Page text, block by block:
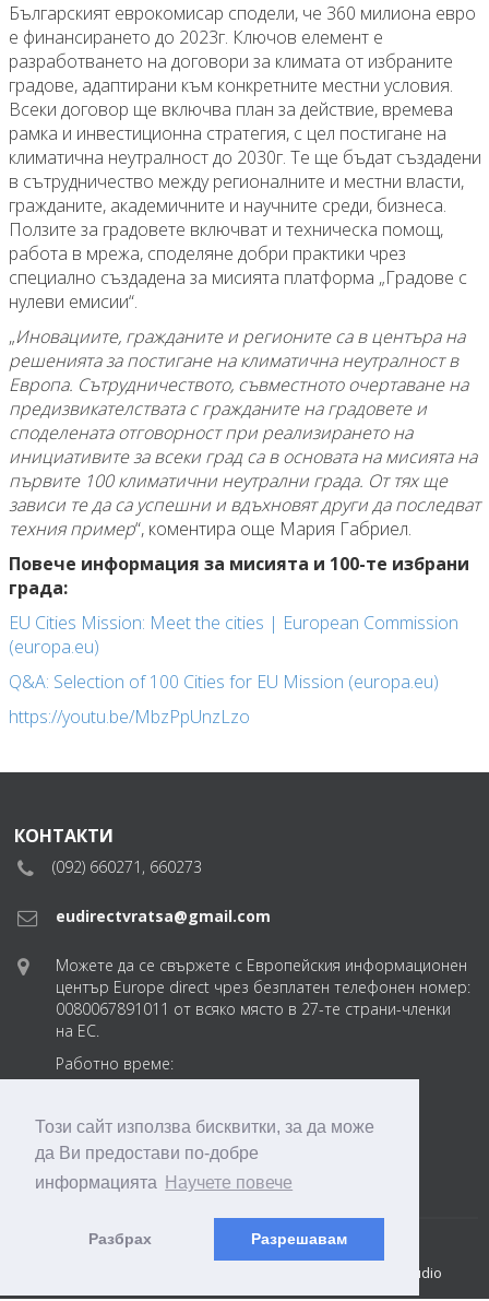
Този сайт използва бисквитки, за да може
да Ви предостави по-добре
информацията
Научете повече
Разбрах Разрешавам
Българският еврокомисар сподели, че 360 милиона евро
е финансирането до 2023г. Ключов елемент е
разработването на договори за климата от избраните
градове, адаптирани към конкретните местни условия.
Всеки договор ще включва план за действие, времева
рамка и инвестиционна стратегия, с цел постигане на
климатична неутралност до 2030г. Те ще бъдат създадени
в сътрудничество между регионалните и местни власти,
гражданите, академичните и научните среди, бизнеса.
Ползите за градовете включват и техническа помощ,
работа в мрежа, споделяне добри практики чрез
специално създадена за мисията платформа „Градове с
нулеви емисии“.
„Иновациите, гражданите и регионите са в центъра на
решенията за постигане на климатична неутралност в
Европа. Сътрудничеството, съвместното очертаване на
предизвикателствата с гражданите на градовете и
споделената отговорност при реализирането на
инициативите за всеки град са в основата на мисията на
първите 100 климатични неутрални града. От тях ще
зависи те да са успешни и вдъхновят други да последват
техния пример“, коментира още Мария Габриел.
Повече информация за мисията и 100-те избрани
града:
EU Cities Mission: Meet the cities | European Commission
(europa.eu)
Q&A: Selection of 100 Cities for EU Mission (europa.eu)
https://youtu.be/MbzPpUnzLzo
КОНТАКТИ
(092) 660271, 660273
eudirectvratsa@gmail.com
Можете да се свържете с Европейския информационен
център Europe direct чрез безплатен телефонен номер:
0080067891011 от всяко място в 27-те страни-членки
на ЕС.
Работно време:
понеделник-петък
eudirectvratsabg
© 2018 ТПП Враца. EDIC Vratsa 2018-2026
Created by: DREAMmedia Creative Studio